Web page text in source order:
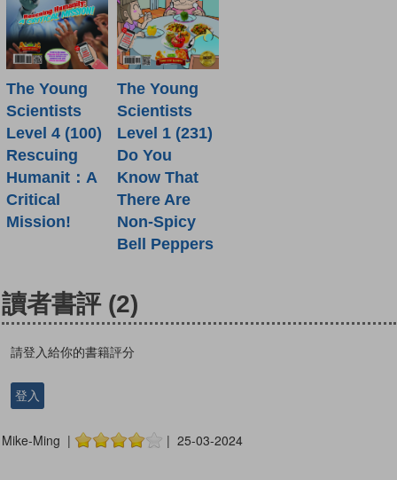
The Young
Scientists
Level 4 (100)
Rescuing
Humanit：A
Critical
Mission!
The Young
Scientists
Level 1 (231)
Do You
Know That
There Are
Non-Spicy
Bell Peppers
讀者書評 (2)
請登入給你的書籍評分
登入
Mike-Ming | | 25-03-2024